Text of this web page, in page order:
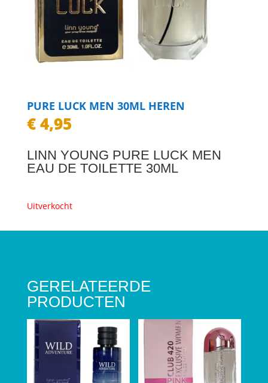
PURE LUCK MEN 30ML HEREN
€4,95
LINN YOUNG PURE LUCK MEN
EAU DE TOILETTE 30ML
Uitverkocht
GERELATEERDE
PRODUCTEN